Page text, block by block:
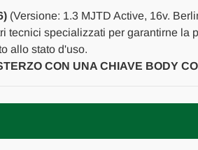
2005
A
2010
[[259149]]
A
2010
[[259149]]
(Versione: 1.3 MJTD Active, 16v.
tecnici specializzati per garantirne la
allo stato d'uso.
CON UNA CHIAVE BODY